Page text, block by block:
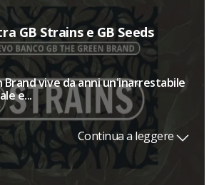
GB Strains e GB Seeds
Brand vive da anni un'inarrestabile
e...
Continua a leggere